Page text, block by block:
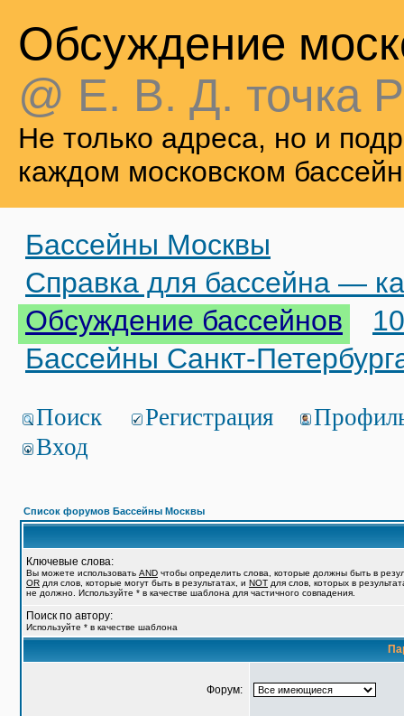
Обсуждение
@ Е. В. Д. точка
Не только адреса, но и
каждом московском
Бассейны Москвы
Справка для бассейна —
Обсуждение бассейнов
Бассейны Санкт-
Поиск Регистрация
Вход
Список форумов Бассейны Москвы
Ключевые слова:
Вы можете использовать AND чтобы определить слова, которые должны быть в
OR для слов, которые могут быть в результатах, и NOT для слов, которых в
не должно. Используйте * в качестве шаблона для частичного совпадения.
Поиск по автору:
Используйте * в качестве шаблона
Форум: